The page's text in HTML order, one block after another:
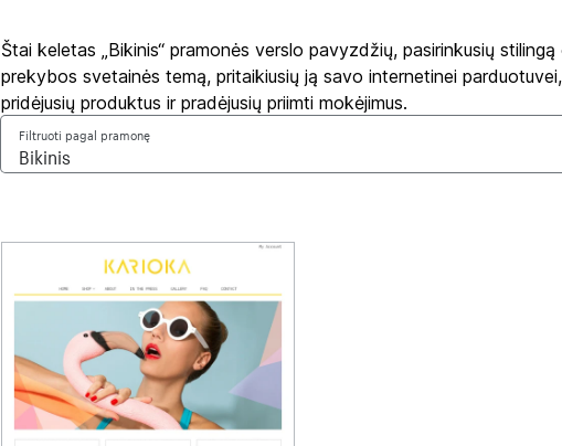
Štai keletas „Bikinis“ pramonės verslo pavyzdžių, pasirinkusių stilingą
prekybos svetainės temą, pritaikiusių ją savo internetinei parduotuvei,
pridėjusių produktus ir pradėjusių priimti mokėjimus.
Filtruoti pagal pramonę